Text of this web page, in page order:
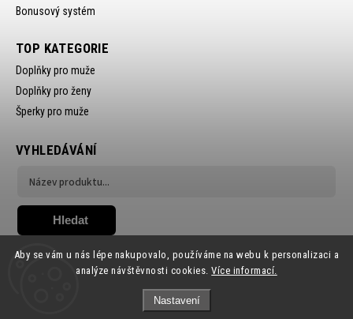
Aby se vám u nás lépe nakupovalo, používáme na webu k personalizaci a
analýze návštěvnosti cookies.Více informací.
Nastavení
Bonusový systém
TOP KATEGORIE
Doplňky pro muže
Doplňky pro ženy
Šperky pro muže
VYHLEDÁVÁNÍ
Hledat